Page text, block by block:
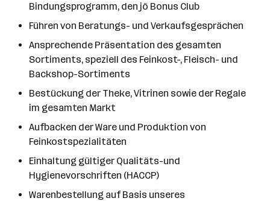
Bindungsprogramm, den jö Bonus Club
Führen von Beratungs- und Verkaufsgesprächen
Ansprechende Präsentation des gesamten
Sortiments, speziell des Feinkost-, Fleisch- und
Backshop-Sortiments
Bestückung der Theke, Vitrinen sowie der Regale
im gesamten Markt
Aufbacken der Ware und Produktion von
Feinkostspezialitäten
Einhaltung gültiger Qualitäts-und
Hygienevorschriften (HACCP)
Warenbestellung auf Basis unseres